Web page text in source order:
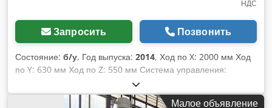
НДС
Запросить Позвонить
Состояние: б/у, Год выпуска: 2014, Ход по X: 2000 мм Ход
по Y: 630 мм Ход по Z: 550 мм Система управления:
Siemens 840 D Общая потребляемая мощность: 7,5 - 22,5
кВт Вес станка: ок. 10,5 т Максимальная нагрузка на стол: 1
Малое объявление